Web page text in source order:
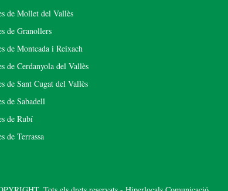
de Mollet del Vallès
de Granollers
de Montcada i Reixach
de Cerdanyola del Vallès
de Sant Cugat del Vallès
de Sabadell
de Rubí
de Terrassa